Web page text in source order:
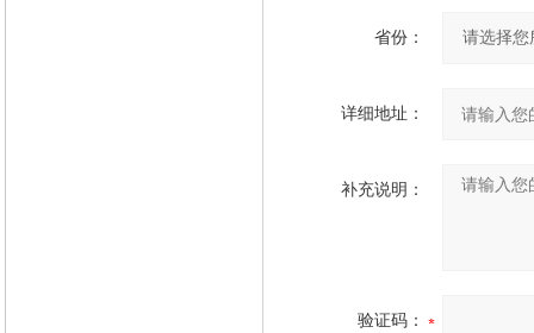
省份：
详细地址：
补充说明：
验证码：